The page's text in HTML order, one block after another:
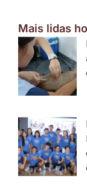
Mais lidas